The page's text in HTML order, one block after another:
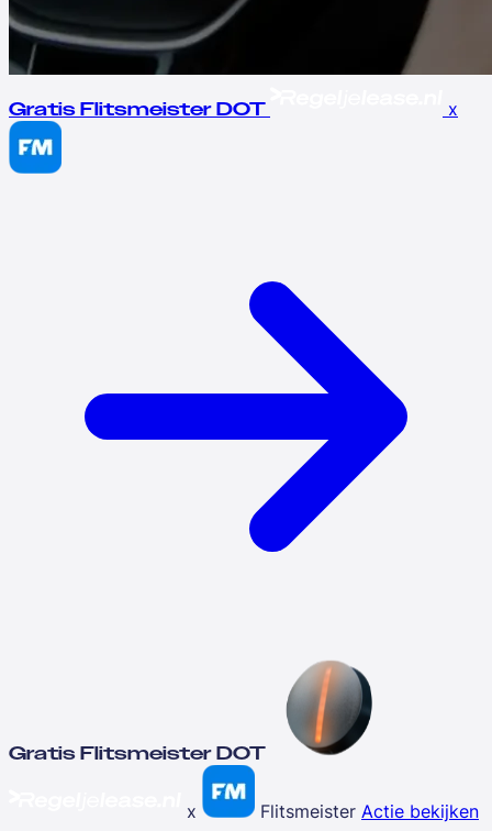
Gratis Flitsmeister DOT x
Gratis Flitsmeister DOT
x Flitsmeister Actie bekijken